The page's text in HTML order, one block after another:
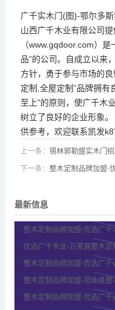
广千实木门(图)-鄂尔多
山西广千木业有限公司
（www.gqdoor.com）
品”的公司。自成立以来
方针，勇于参与市场的
定制,全屋定制”品牌拥有
至上”的原则，使广千木
树立了良好的企业形象
供参考，欢迎联系凯发
上一条： 锡林郭勒盟实木门
下一条： 整木定制品牌加盟-
最新信息
整木定制品牌加盟-优选广
优选广千木业-万荣县整木
整木定制品牌加盟-优选广
整木定制品牌加盟-垣曲县
整木定制品牌加盟-优选广